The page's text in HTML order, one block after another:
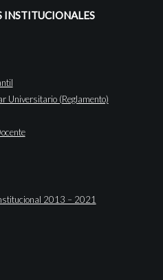
INSTITUCIONALES
Universitario (Reglamento)
2013 – 2021